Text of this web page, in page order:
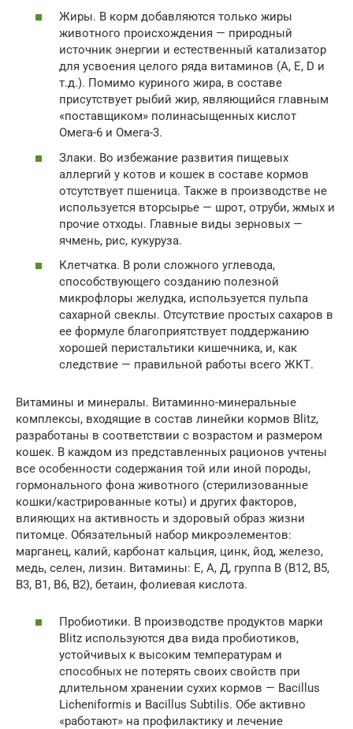
Жиры. В корм добавляются только жиры
животного происхождения — природный
источник энергии и естественный катализатор
для усвоения целого ряда витаминов (A, E, D и
т.д.). Помимо куриного жира, в составе
присутствует рыбий жир, являющийся главным
«поставщиком» полинасыщенных кислот
Омега-6 и Омега-3.
Злаки. Во избежание развития пищевых
аллергий у котов и кошек в составе кормов
отсутствует пшеница. Также в производстве не
используется вторсырье — шрот, отруби, жмых и
прочие отходы. Главные виды зерновых —
ячмень, рис, кукуруза.
Клетчатка. В роли сложного углевода,
способствующего созданию полезной
микрофлоры желудка, используется пульпа
сахарной свеклы. Отсутствие простых сахаров в
ее формуле благоприятствует поддержанию
хорошей перистальтики кишечника, и, как
следствие — правильной работы всего ЖКТ.
Витамины и минералы. Витаминно-минеральные
комплексы, входящие в состав линейки кормов Blitz,
разработаны в соответствии с возрастом и размером
кошек. В каждом из представленных рационов учтены
все особенности содержания той или иной породы,
гормонального фона животного (стерилизованные
кошки/кастрированные коты) и других факторов,
влияющих на активность и здоровый образ жизни
питомце. Обязательный набор микроэлементов:
марганец, калий, карбонат кальция, цинк, йод, железо,
медь, селен, лизин. Витамины: Е, А, Д, группа В (В12, В5,
В3, В1, В6, В2), бетаин, фолиевая кислота.
Пробиотики. В производстве продуктов марки
Blitz используются два вида пробиотиков,
устойчивых к высоким температурам и
способных не потерять своих свойств при
длительном хранении сухих кормов — Bacillus
Licheniformis и Bacillus Subtilis. Обе активно
«работают» на профилактику и лечение